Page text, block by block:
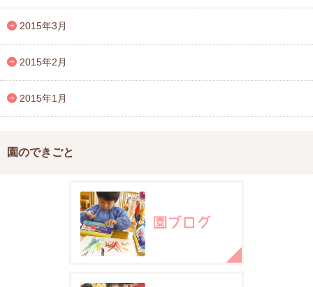
2015年3月
2015年2月
2015年1月
園のできごと